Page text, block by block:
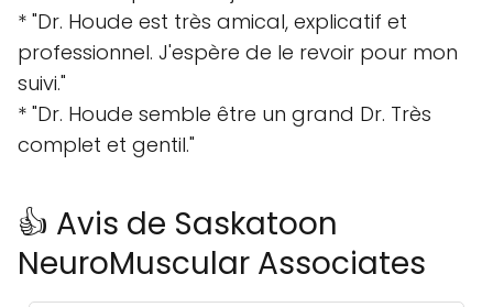
* "Dr. Houde est très amical, explicatif et
professionnel. J'espère de le revoir pour mon
suivi."
* "Dr. Houde semble être un grand Dr. Très
complet et gentil."
👍 Avis de Saskatoon
NeuroMuscular Associates